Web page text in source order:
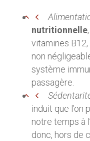
nutritionnelle
vitamines
non
système
passagère.
induit que l’on
notre temps à
donc, hors de